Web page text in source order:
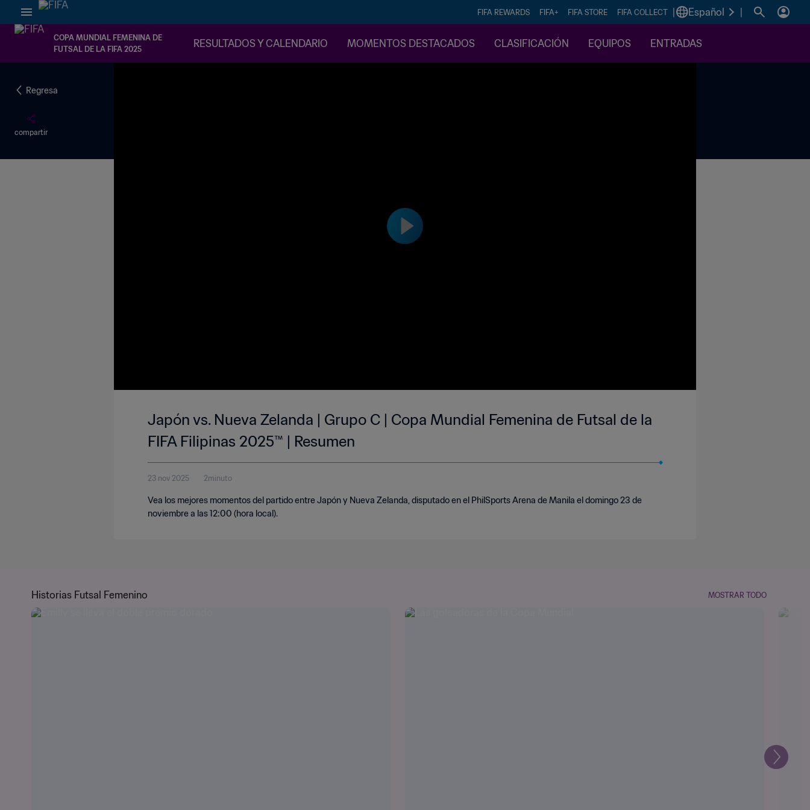
FIFA REWARDS FIFA+ FIFA STORE FIFA COLLECT Español
COPA MUNDIAL FEMENINA DE
FUTSAL DE LA FIFA 2025
RESULTADOS Y CALENDARIO MOMENTOS DESTACADOS CLASIFICACIÓN EQUIPOS ENTRADAS
Regresa
compartir
Japón vs. Nueva Zelanda | Grupo C | Copa Mundial Femenina de Futsal de la
FIFA Filipinas 2025™ | Resumen
23 nov 2025 2minuto
Vea los mejores momentos del partido entre Japón y Nueva Zelanda, disputado en el PhilSports Arena de Manila el domingo 23 de
noviembre a las 12:00 (hora local).
Historias Futsal Femenino MOSTRAR TODO